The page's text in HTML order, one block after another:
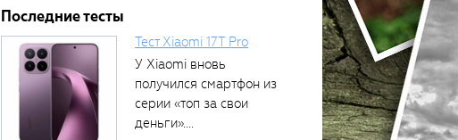
Последние тесты
Тест Xiaomi 17T Pro
У Xiaomi вновь
получился смартфон из
серии «топ за свои
деньги»....